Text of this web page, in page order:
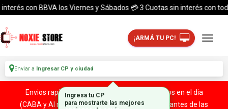
con BBVA los Viernes y Sábados 💳 3 Cuotas sin interés con
¡ARMÁ TU PC!
Enviar a Ingresar CP y ciudad
Envios rapidos y seguros a todo el pais. ¡ Envios en el dia
(CABA y Al rededores) Acreditando tu compra antes de las